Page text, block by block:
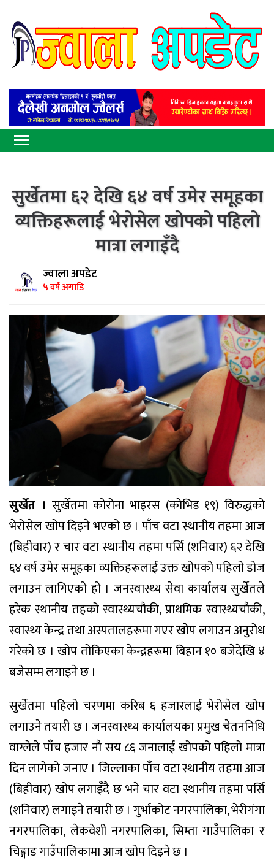
सुर्खेतमा ६२ देखि ६४ वर्ष उमेर समूहका
व्यक्तिहरूलाई भेरोसेल खोपको पहिलो
मात्रा लगाइँदै
ज्वाला अपडेट
५ वर्ष अगाडि
सुर्खेत ।सुर्खेतमा कोरोना भाइरस (कोभिड १९) विरुद्धको
भेरोसेल खोप दिइने भएको छ । पाँच वटा स्थानीय तहमा आज
(बिहीवार) र चार वटा स्थानीय तहमा पर्सि (शनिवार) ६२ देखि
६४ वर्ष उमेर समूहका व्यक्तिहरूलाई उक्त खोपको पहिलो डोज
लगाउन लागिएको हो । जनस्वास्थ्य सेवा कार्यालय सुर्खेतले
हरेक स्थानीय तहको स्वास्थ्यचौकी, प्राथमिक स्वास्थ्यचौकी,
स्वास्थ्य केन्द्र तथा अस्पतालहरूमा गएर खोेप लगाउन अनुरोध
गरेको छ । खोप तोकिएका केन्द्रहरूमा बिहान १० बजेदेखि ४
बजेसम्म लगाइने छ ।
सुर्खेतमा पहिलो चरणमा करिब ६ हजारलाई भेरोसेल खोप
लगाउने तयारी छ । जनस्वास्थ्य कार्यालयका प्रमुख चेतननिधि
वाग्लेले पाँच हजार नौ सय ८६ जनालाई खोपको पहिलो मात्रा
दिन लागेको जनाए । जिल्लाका पाँच वटा स्थानीय तहमा आज
(बिहीवार) खोप लगाइँदै छ भने चार वटा स्थानीय तहमा पर्सि
(शनिवार) लगाइने तयारी छ । गुर्भाकोट नगरपालिका, भेरीगंगा
नगरपालिका, लेकवेशी नगरपालिका, सिम्ता गाउँपालिका र
चिङ्गाड गाउँपालिकामा आज खोप दिइने छ ।